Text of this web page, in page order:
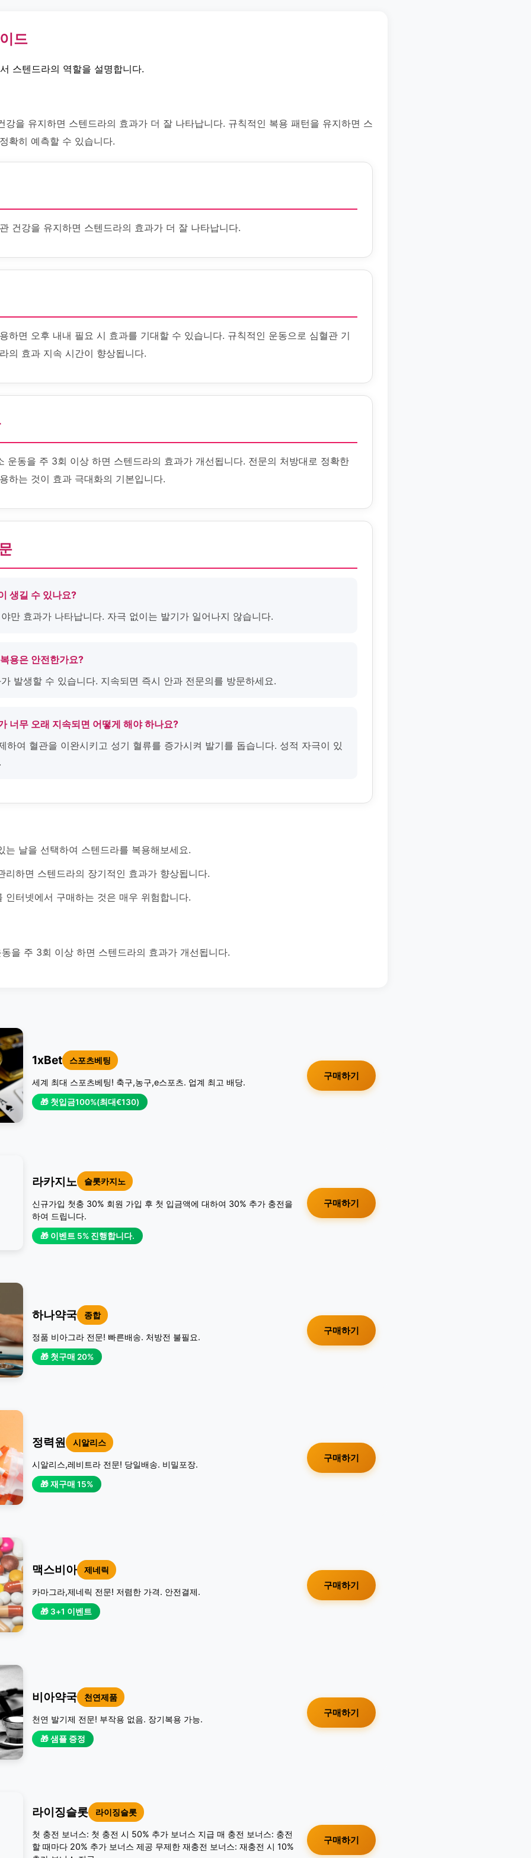
드
스텐드라의 역할을 설명합니다.
강을 유지하면 스텐드라의 효과가 더 잘 나타납니다. 규칙적인 복용 패턴을 유지하면 스
확히 예측할 수 있습니다.
건강을 유지하면 스텐드라의 효과가 더 잘 나타납니다.
하면 오후 내내 필요 시 효과를 기대할 수 있습니다. 규칙적인 운동으로 심혈관 기
의 효과 지속 시간이 향상됩니다.
운동을 주 3회 이상 하면 스텐드라의 효과가 개선됩니다. 전문의 처방대로 정확한
하는 것이 효과 극대화의 기본입니다.
생길 수 있나요?
만 효과가 나타납니다. 자극 없이는 발기가 일어나지 않습니다.
용은 안전한가요?
발생할 수 있습니다. 지속되면 즉시 안과 전문의를 방문하세요.
너무 오래 지속되면 어떻게 해야 하나요?
하여 혈관을 이완시키고 성기 혈류를 증가시켜 발기를 돕습니다. 성적 자극이 있
는 날을 선택하여 스텐드라를 복용해보세요.
리하면 스텐드라의 장기적인 효과가 향상됩니다.
인터넷에서 구매하는 것은 매우 위험합니다.
을 주 3회 이상 하면 스텐드라의 효과가 개선됩니다.
1xBet 스포츠베팅
세계 최대 스포츠베팅! 축구,농구,e스포츠. 업계 최고 배당.
🎁 첫입금100%(최대€130)
구매하기
라카지노 슬롯카지노
신규가입 첫충 30% 회원 가입 후 첫 입금액에 대하여 30% 추가 충전을
하여 드립니다.
🎁 이벤트 5% 진행합니다.
구매하기
하나약국 종합
정품 비아그라 전문! 빠른배송. 처방전 불필요.
🎁 첫구매 20%
구매하기
정력원 시알리스
시알리스,레비트라 전문! 당일배송. 비밀포장.
🎁 재구매 15%
구매하기
맥스비아 제네릭
카마그라,제네릭 전문! 저렴한 가격. 안전결제.
🎁 3+1 이벤트
구매하기
비아약국 천연제품
천연 발기제 전문! 부작용 없음. 장기복용 가능.
🎁 샘플 증정
구매하기
라이징슬롯 라이징슬롯
첫 충전 보너스: 첫 충전 시 50% 추가 보너스 지급 매 충전 보너스: 충전
할 때마다 20% 추가 보너스 제공 무제한 재충전 보너스: 재충전 시 10%
구매하기